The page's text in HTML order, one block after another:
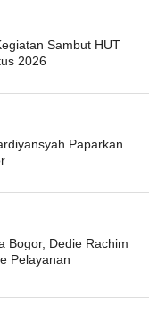
Sambut HUT
2026
Paparkan
Bogor, Dedie Rachim
Pelayanan